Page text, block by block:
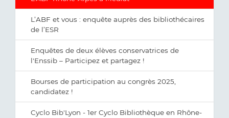
L’ABF et vous : enquête auprès des bibliothécaires
de l’ESR
Enquêtes de deux élèves conservatrices de
l'Enssib – Participez et partagez !
Bourses de participation au congrès 2025,
candidatez !
Cyclo Bib'Lyon - 1er Cyclo Bibliothèque en Rhône-